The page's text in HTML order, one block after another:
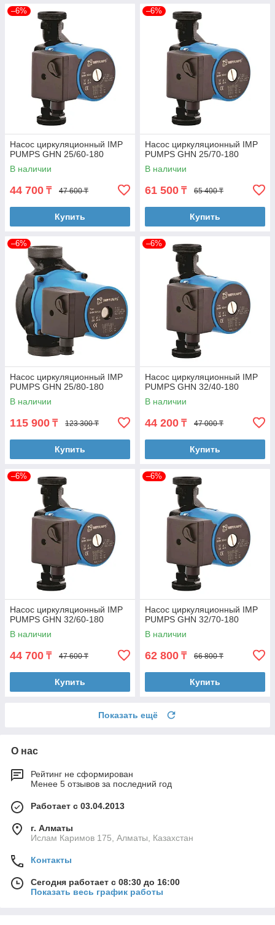
–6%
Насос циркуляционный IMP
PUMPS GHN 25/60-180
В наличии
44 700 ₸ 47 600 ₸
Купить
–6%
Насос циркуляционный IMP
PUMPS GHN 25/70-180
В наличии
61 500 ₸ 65 400 ₸
Купить
–6%
Насос циркуляционный IMP
PUMPS GHN 25/80-180
В наличии
115 900 ₸ 123 300 ₸
Купить
–6%
Насос циркуляционный IMP
PUMPS GHN 32/40-180
В наличии
44 200 ₸ 47 000 ₸
Купить
–6%
Насос циркуляционный IMP
PUMPS GHN 32/60-180
В наличии
44 700 ₸ 47 600 ₸
Купить
–6%
Насос циркуляционный IMP
PUMPS GHN 32/70-180
В наличии
62 800 ₸ 66 800 ₸
Купить
Показать ещё
О нас
Рейтинг не сформирован
Менее 5 отзывов за последний год
Работает с 03.04.2013
г. Алматы
Ислам Каримов 175, Алматы, Казахстан
Контакты
Сегодня работает с 08:30 до 16:00
Показать весь график работы